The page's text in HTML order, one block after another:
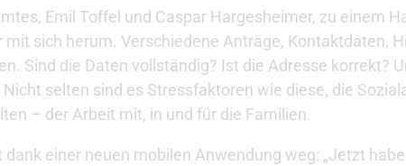
Emil Toffel und Caspar Hargesheimer, zu einem
sich herum. Verschiedene Anträge, Kontaktdaten,
Sind die Daten vollständig? Ist die Adresse korrekt?
selten sind es Stressfaktoren wie diese, die
– der Arbeit mit, in und für die Familien.
einer neuen mobilen Anwendung weg: „Jetzt